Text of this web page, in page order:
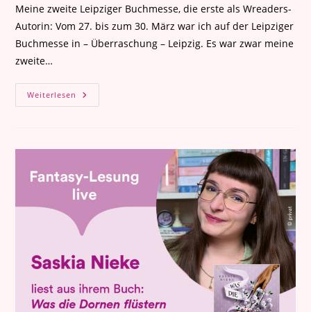
Meine zweite Leipziger Buchmesse, die erste als Wreaders-
Autorin: Vom 27. bis zum 30. März war ich auf der Leipziger
Buchmesse in – Überraschung – Leipzig. Es war zwar meine
zweite…
Weiterlesen Saskia
Goes